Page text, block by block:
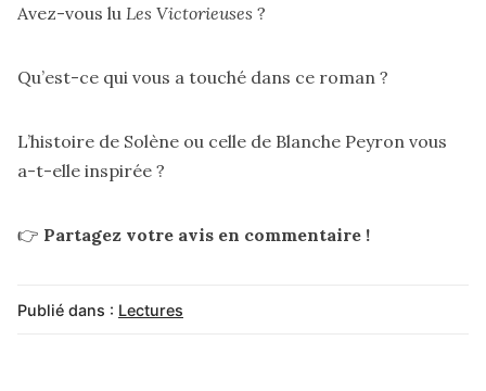
Avez-vous lu Les Victorieuses ?
Qu’est-ce qui vous a touché dans ce roman ?
L’histoire de Solène ou celle de Blanche Peyron vous
a-t-elle inspirée ?
👉 Partagez votre avis en commentaire !
Publié dans : Lectures